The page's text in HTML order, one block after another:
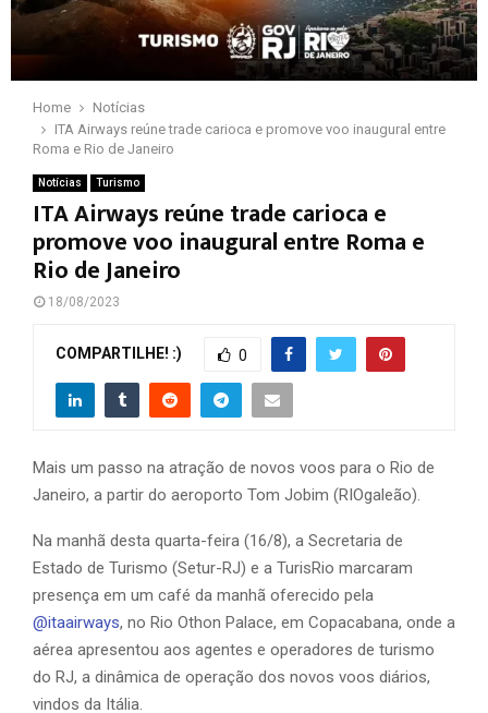
Home
Notícias
ITA Airways reúne trade carioca e promove voo inaugural entre
Roma e Rio de Janeiro
Notícias Turismo
ITA Airways reúne trade carioca e
promove voo inaugural entre Roma e
Rio de Janeiro
18/08/2023
COMPARTILHE! :) 0
Mais um passo na atração de novos voos para o Rio de
Janeiro, a partir do aeroporto Tom Jobim (RIOgaleão).
Na manhã desta quarta-feira (16/8), a Secretaria de
Estado de Turismo (Setur-RJ) e a TurisRio marcaram
presença em um café da manhã oferecido pela
@itaairways, no Rio Othon Palace, em Copacabana, onde a
aérea apresentou aos agentes e operadores de turismo
do RJ, a dinâmica de operação dos novos voos diários,
vindos da Itália.